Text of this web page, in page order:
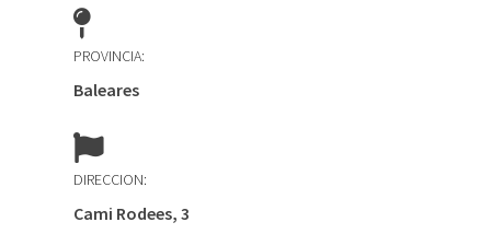
PROVINCIA:
Baleares
DIRECCION:
Cami Rodees, 3